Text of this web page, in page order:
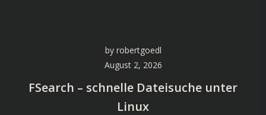
by robertgoedl
August 2, 2026
FSearch – schnelle Dateisuche unter
Linux